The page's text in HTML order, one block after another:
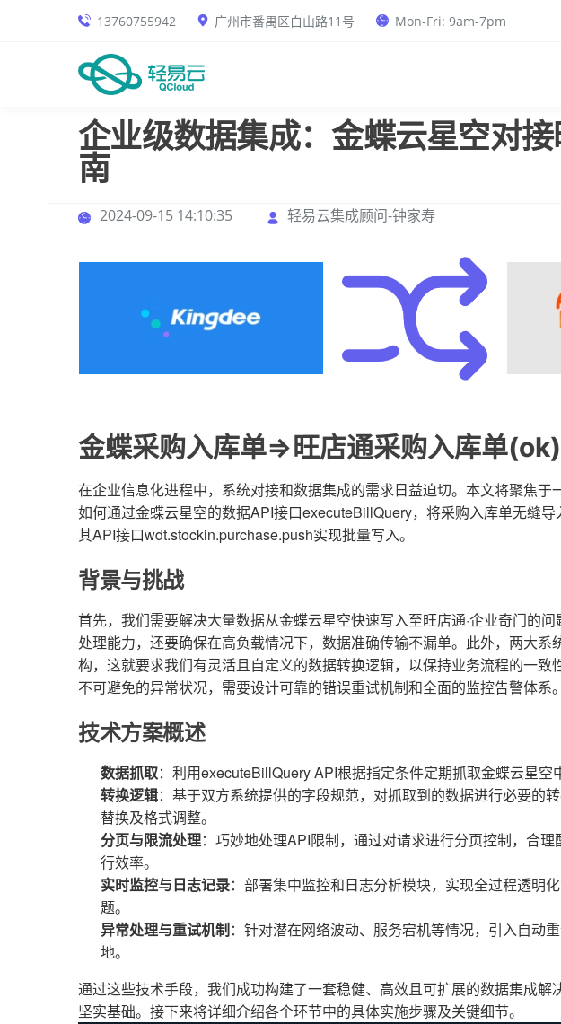
13760755942 广州市番禺区白山路11号 Mon-Fri: 9am-7pm
企业级数据集成：金蝶云星空对
南
2024-09-15 14:10:35 轻易云集成顾问-钟家寿
金蝶采购入库单=>旺店通采购入库单
在企业信息化进程中，系统对接和数据集成的需求日益迫切。本文将聚焦于
如何通过金蝶云星空的数据API接口executeBillQuery，将采购入库单无缝导
其API接口wdt.stockin.purchase.push实现批量写入。
背景与挑战
首先，我们需要解决大量数据从金蝶云星空快速写入至旺店通·企业奇门的
处理能力，还要确保在高负载情况下，数据准确传输不漏单。此外，两大系
构，这就要求我们有灵活且自定义的数据转换逻辑，以保持业务流程的一致
不可避免的异常状况，需要设计可靠的错误重试机制和全面的监控告警体系。
技术方案概述
数据抓取：利用executeBillQuery API根据指定条件定期抓取金蝶云星空
转换逻辑：基于双方系统提供的字段规范，对抓取到的数据进行必要的
替换及格式调整。
分页与限流处理：巧妙地处理API限制，通过对请求进行分页控制，合
行效率。
实时监控与日志记录：部署集中监控和日志分析模块，实现全过程透明
题。
异常处理与重试机制：针对潜在网络波动、服务宕机等情况，引入自动
地。
通过这些技术手段，我们成功构建了一套稳健、高效且可扩展的数据集成解
坚实基础。接下来将详细介绍各个环节中的具体实施步骤及关键细节。